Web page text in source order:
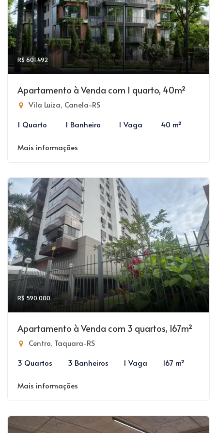
R$ 601.492
Apartamento à Venda com 1 quarto, 40m²
Vila Luiza, Canela-RS
1 Quarto
1 Banheiro 1 Vaga 40 m²
Mais informações
R$ 590.000
Apartamento à Venda com 3 quartos, 167m²
Centro, Taquara-RS
3 Quartos
3 Banheiros 1 Vaga 167 m²
Mais informações